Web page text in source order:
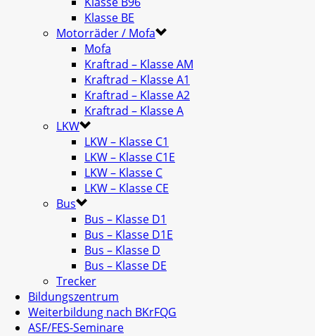
Klasse BE
Motorräder / Mofa
Mofa
Kraftrad – Klasse AM
Kraftrad – Klasse A1
Kraftrad – Klasse A2
Kraftrad – Klasse A
LKW
LKW – Klasse C1
LKW – Klasse C1E
LKW – Klasse C
LKW – Klasse CE
Bus
Bus – Klasse D1
Bus – Klasse D1E
Bus – Klasse D
Bus – Klasse DE
Trecker
Bildungszentrum
Weiterbildung nach BKrFQG
ASF/FES-Seminare